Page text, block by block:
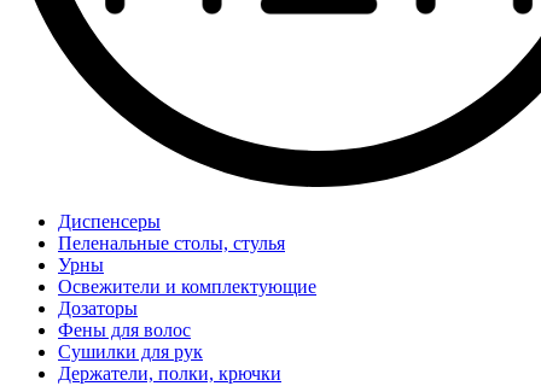
Диспенсеры
Пеленальные столы, стулья
Урны
Освежители и комплектующие
Дозаторы
Фены для волос
Сушилки для рук
Держатели, полки, крючки